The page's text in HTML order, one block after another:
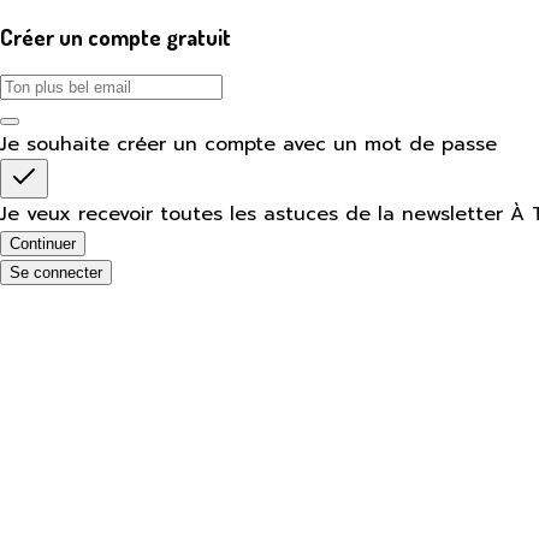
Créer un compte gratuit
Je souhaite créer un compte avec un mot de passe
Je veux recevoir toutes les astuces de la newsletter À
Continuer
Se connecter